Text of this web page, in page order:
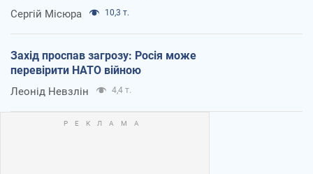
Сергій Місюра 10,3 т.
Захід проспав загрозу: Росія може
перевірити НАТО війною
Леонід Невзлін 4,4 т.